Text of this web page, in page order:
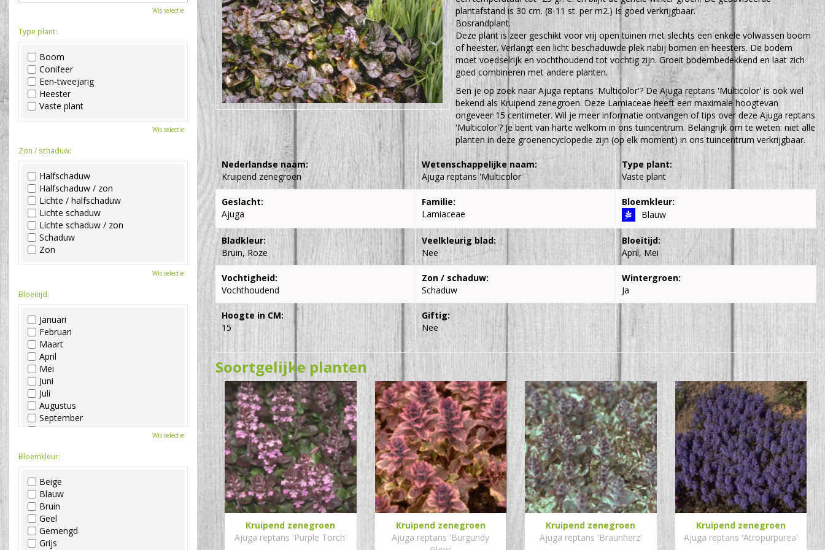
plantafstand is 30 cm. (8-11 st. per m2.) Is goed verkrijgbaar.
Bosrandplant.
Deze plant is zeer geschikt voor vrij open tuinen met slechts een enkele volwassen boom
of heester. Verlangt een licht beschaduwde plek nabij bomen en heesters. De bodem
moet voedselrijk en vochthoudend tot vochtig zijn. Groeit bodembedekkend en laat zich
goed combineren met andere planten.
Ben je op zoek naar Ajuga reptans 'Multicolor'? De Ajuga reptans 'Multicolor' is ook wel
bekend als Kruipend zenegroen. Deze Lamiaceae heeft een maximale hoogtevan
ongeveer 15 centimeter. Wil je meer informatie ontvangen of tips over deze Ajuga reptans
'Multicolor'? Je bent van harte welkom in ons tuincentrum. Belangrijk om te weten: niet alle
planten in deze groenencyclopedie zijn (op elk moment) in ons tuincentrum verkrijgbaar.
Nederlandse naam:
Kruipend zenegroen
Wetenschappelijke naam:
Ajuga reptans 'Multicolor'
Type plant:
Vaste plant
Geslacht:
Ajuga
Familie:
Lamiaceae
Bloemkleur:
Blauw
Bladkleur:
Bruin, Roze
Veelkleurig blad:
Nee
Bloeitijd:
April, Mei
Vochtigheid:
Vochthoudend
Zon / schaduw:
Schaduw
Wintergroen:
Ja
Hoogte in CM:
15
Giftig:
Nee
Soortgelijke planten
Kruipend zenegroen
Ajuga reptans 'Purple Torch'
Kruipend zenegroen
Ajuga reptans 'Burgundy
Kruipend zenegroen
Ajuga reptans 'Braunherz'
Kruipend zenegroen
Ajuga reptans 'Atropurpurea'
Wis selectie
Type plant:
Boom
Conifeer
Een-tweejarig
Heester
Vaste plant
Wis selectie
Zon / schaduw:
Halfschaduw
Halfschaduw / zon
Lichte / halfschaduw
Lichte schaduw
Lichte schaduw / zon
Schaduw
Zon
Wis selectie
Bloeitijd:
Januari
Februari
Maart
April
Mei
Juni
Juli
Augustus
September
Oktober
December
Wis selectie
Bloemkleur:
Beige
Blauw
Bruin
Geel
Gemengd
Grijs